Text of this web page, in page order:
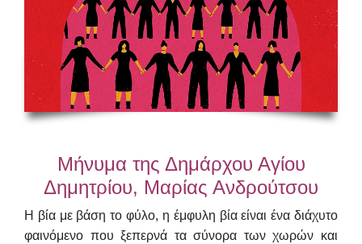
Μήνυμα της Δημάρχου Αγίου
Δημητρίου, Μαρίας Ανδρούτσου
Η βία με βάση το φύλο, η έμφυλη βία είναι ένα διάχυτο
φαινόμενο που ξεπερνά τα σύνορα των χωρών και